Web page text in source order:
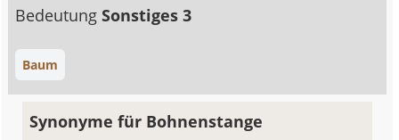
BedeutungSonstiges 3
Baum
Synonyme für Bohnenstange